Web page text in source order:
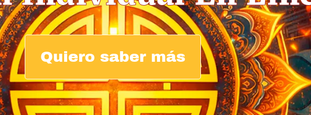
Quiero saber más